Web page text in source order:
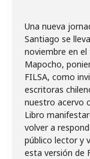
Una nueva
Santiago se
noviembre en
Mapocho,
FILSA, como
escritoras
nuestro acervo
Libro
volver a
público lector y
esta versión de